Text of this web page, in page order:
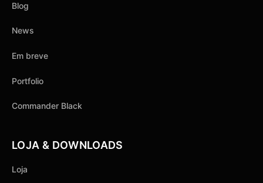
Blog
News
Em breve
Portfolio
Commander Black
LOJA & DOWNLOADS
Loja